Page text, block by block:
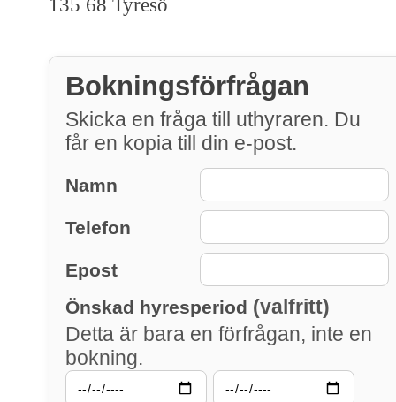
135 68 Tyresö
Bokningsförfrågan
Skicka en fråga till uthyraren. Du
får en kopia till din e-post.
Namn
Telefon
Epost
Önskad hyresperiod (valfritt)
Detta är bara en förfrågan, inte en
bokning.
–